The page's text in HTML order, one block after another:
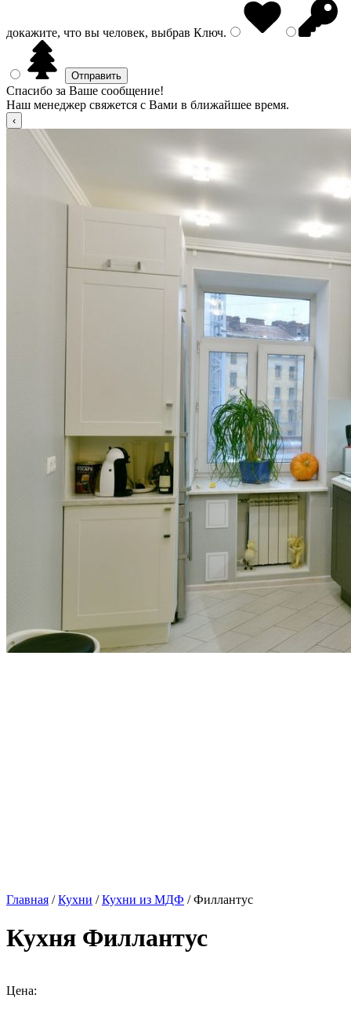
докажите, что вы человек, выбрав Ключ.
Спасибо за Ваше сообщение!
Наш менеджер свяжется с Вами в ближайшее время.
Главная /Кухни /Кухни из МДФ / Филлантус
Кухня Филлантус
Цена: